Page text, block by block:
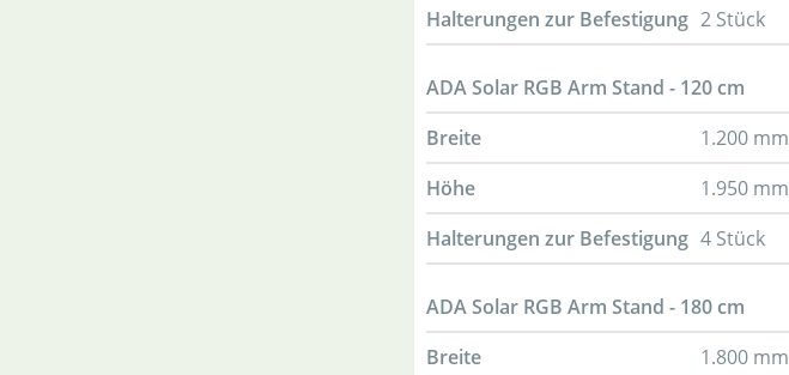
Halterungen zur Befestigung 2 Stück
ADA Solar RGB Arm Stand - 120 cm
Breite
1.200 mm
Höhe
1.950 mm
Halterungen zur Befestigung 4 Stück
ADA Solar RGB Arm Stand - 180 cm
Breite
1.800 mm